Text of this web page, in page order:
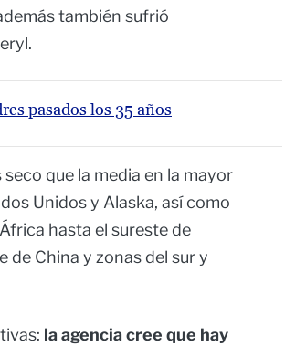
también sufrió
pasados los 35 años
que la media en la mayor
Unidos y Alaska, así como
hasta el sureste de
de China y zonas del sur y
la agencia cree que hay